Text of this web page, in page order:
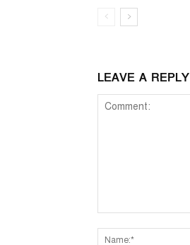
LEAVE A REPLY